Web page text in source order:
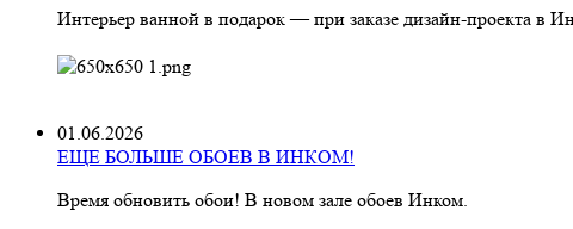
Интерьер ванной в подарок — при заказе дизайн‑проекта в
01.06.2026
ЕЩЕ БОЛЬШЕ ОБОЕВ В ИНКОМ!
Время обновить обои! В новом зале обоев Инком.